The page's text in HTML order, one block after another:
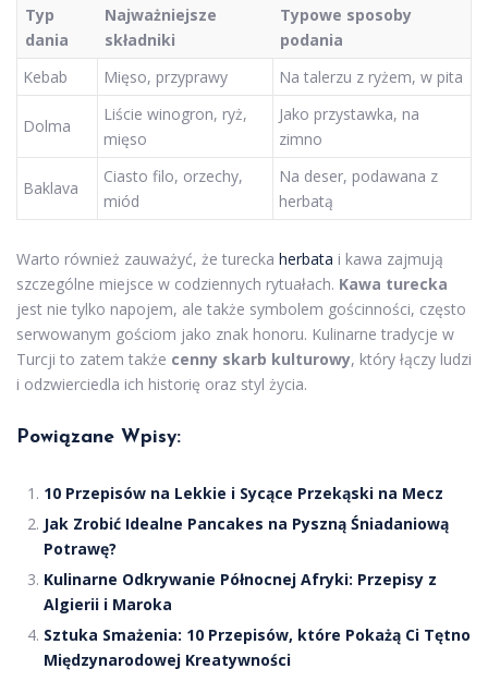
Typ
dania
Najważniejsze
składniki
Typowe sposoby
podania
Kebab
Mięso, przyprawy Na talerzu z ryżem, w pita
Dolma
Liście winogron, ryż,
mięso
Jako przystawka, na
zimno
Baklava
Ciasto filo, orzechy,
miód
Na deser, podawana z
herbatą
Warto również zauważyć, że turecka herbata i kawa zajmują
szczególne miejsce w codziennych rytuałach. Kawa turecka
jest nie tylko napojem, ale także symbolem gościnności, często
serwowanym gościom jako znak honoru. Kulinarne tradycje w
Turcji to zatem także cenny skarb kulturowy, który łączy ludzi
i odzwierciedla ich historię oraz styl życia.
Powiązane Wpisy:
10 Przepisów na Lekkie i Sycące Przekąski na Mecz
Jak Zrobić Idealne Pancakes na Pyszną Śniadaniową
Potrawę?
Kulinarne Odkrywanie Północnej Afryki: Przepisy z
Algierii i Maroka
Sztuka Smażenia: 10 Przepisów, które Pokażą Ci Tętno
Międzynarodowej Kreatywności